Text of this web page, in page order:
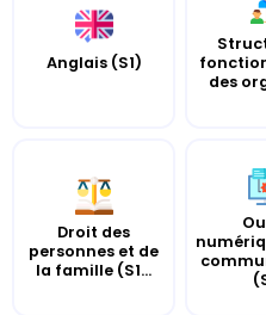
Anglais (S1)
des
Droit des
personnes et de
la famille (S1...